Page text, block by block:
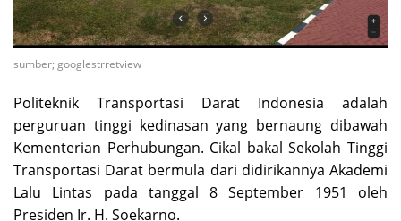
sumber; googlestrretview
Politeknik Transportasi Darat Indonesia adalah
perguruan tinggi kedinasan yang bernaung dibawah
Kementerian Perhubungan. Cikal bakal Sekolah Tinggi
Transportasi Darat bermula dari didirikannya Akademi
Lalu Lintas pada tanggal 8 September 1951 oleh
Presiden Ir. H. Soekarno.